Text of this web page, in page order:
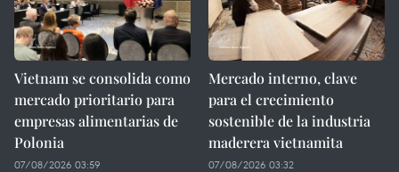
Vietnam se consolida como
mercado prioritario para
empresas alimentarias de
Polonia
07/08/2026 03:59
Mercado interno, clave
para el crecimiento
sostenible de la industria
maderera vietnamita
07/08/2026 03:32